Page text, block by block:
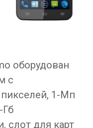
оборудован
с
1-Мп
слот для карт